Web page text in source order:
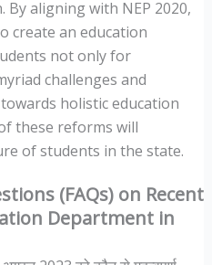
aligning with NEP 2020,
create an education
not only for
challenges and
holistic education
these reforms will
of students in the state.
(FAQs) on Recent
Department in